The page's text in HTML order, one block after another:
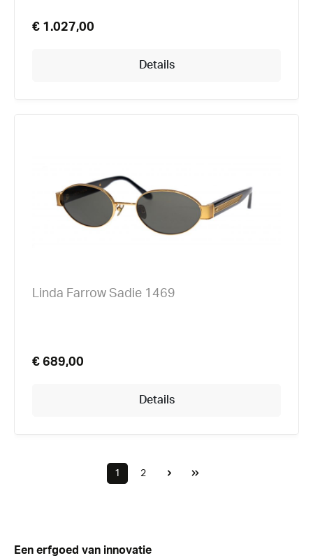
€ 1.027,00
Details
Linda Farrow Sadie 1469
€ 689,00
Details
1 2
Een erfgoed van innovatie